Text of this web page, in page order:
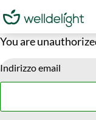
You are
Indirizzo email